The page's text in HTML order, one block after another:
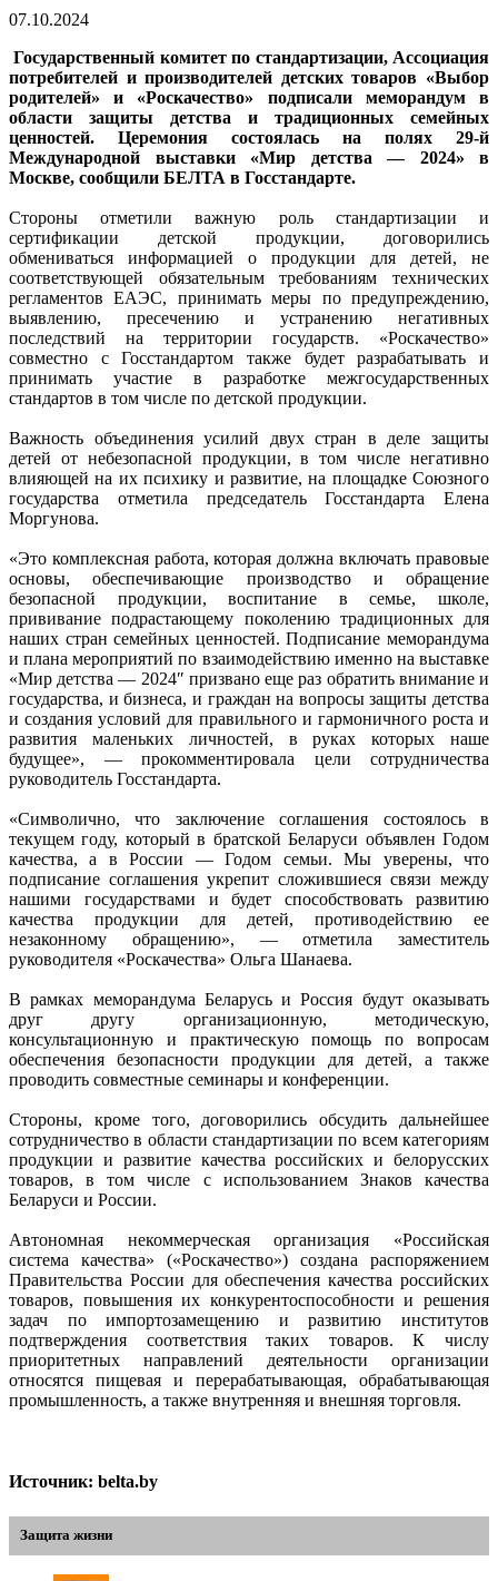
07.10.2024
Государственный комитет по стандартизации, Ассоциация
потребителей и производителей детских товаров «Выбор
родителей» и «Роскачество» подписали меморандум в
области защиты детства и традиционных семейных
ценностей. Церемония состоялась на полях 29-й
Международной выставки «Мир детства — 2024» в
Москве, сообщили БЕЛТА в Госстандарте.
Стороны отметили важную роль стандартизации и
сертификации детской продукции, договорились
обмениваться информацией о продукции для детей, не
соответствующей обязательным требованиям технических
регламентов ЕАЭС, принимать меры по предупреждению,
выявлению, пресечению и устранению негативных
последствий на территории государств. «Роскачество»
совместно с Госстандартом также будет разрабатывать и
принимать участие в разработке межгосударственных
стандартов в том числе по детской продукции.
Важность объединения усилий двух стран в деле защиты
детей от небезопасной продукции, в том числе негативно
влияющей на их психику и развитие, на площадке Союзного
государства отметила председатель Госстандарта Елена
Моргунова.
«Это комплексная работа, которая должна включать правовые
основы, обеспечивающие производство и обращение
безопасной продукции, воспитание в семье, школе,
прививание подрастающему поколению традиционных для
наших стран семейных ценностей. Подписание меморандума
и плана мероприятий по взаимодействию именно на выставке
«Мир детства — 2024″ призвано еще раз обратить внимание и
государства, и бизнеса, и граждан на вопросы защиты детства
и создания условий для правильного и гармоничного роста и
развития маленьких личностей, в руках которых наше
будущее», — прокомментировала цели сотрудничества
руководитель Госстандарта.
«Символично, что заключение соглашения состоялось в
текущем году, который в братской Беларуси объявлен Годом
качества, а в России — Годом семьи. Мы уверены, что
подписание соглашения укрепит сложившиеся связи между
нашими государствами и будет способствовать развитию
качества продукции для детей, противодействию ее
незаконному обращению», — отметила заместитель
руководителя «Роскачества» Ольга Шанаева.
В рамках меморандума Беларусь и Россия будут оказывать
друг другу организационную, методическую,
консультационную и практическую помощь по вопросам
обеспечения безопасности продукции для детей, а также
проводить совместные семинары и конференции.
Стороны, кроме того, договорились обсудить дальнейшее
сотрудничество в области стандартизации по всем категориям
продукции и развитие качества российских и белорусских
товаров, в том числе с использованием Знаков качества
Беларуси и России.
Автономная некоммерческая организация «Российская
система качества» («Роскачество») создана распоряжением
Правительства России для обеспечения качества российских
товаров, повышения их конкурентоспособности и решения
задач по импортозамещению и развитию институтов
подтверждения соответствия таких товаров. К числу
приоритетных направлений деятельности организации
относятся пищевая и перерабатывающая, обрабатывающая
промышленность, а также внутренняя и внешняя торговля.
Источник: belta.by
Защита жизни